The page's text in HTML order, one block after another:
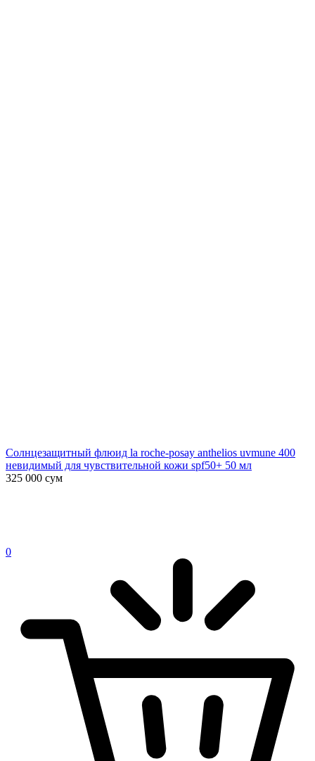
Солнцезащитный флюид la roche-posay anthelios uvmune 400
невидимый для чувствительной кожи spf50+ 50 мл
325 000 сум
0